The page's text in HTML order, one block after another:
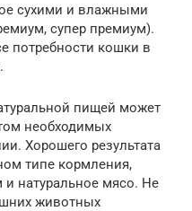
сухими и влажными
супер премиум).
потребности кошки в
пищей может
необходимых
Хорошего результата
типе кормления,
натуральное мясо. Не
животных